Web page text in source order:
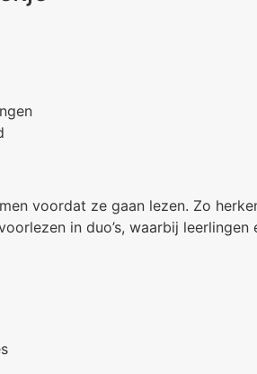
voordat ze gaan lezen. Zo
in duo’s, waarbij